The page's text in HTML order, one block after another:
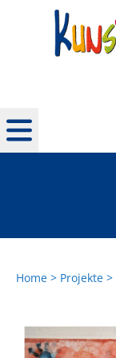
Home Projekte